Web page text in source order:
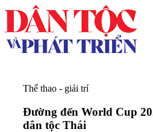
Thể thao - giải trí
Đường đến World Cup
dân tộc Thái